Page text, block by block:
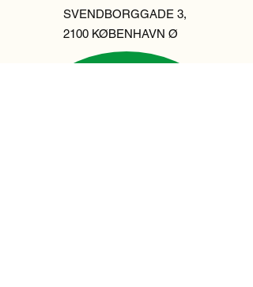
SVENDBORGGADE 3,
2100 KØBENHAVN Ø